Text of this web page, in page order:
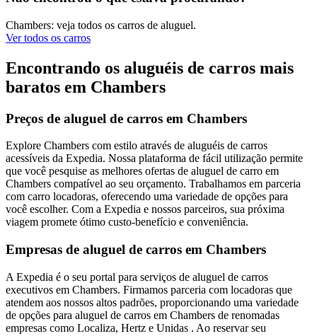
Chambers: veja todos os carros de aluguel.
Ver todos os carros
Encontrando os aluguéis de carros mais
baratos em Chambers
Preços de aluguel de carros em Chambers
Explore Chambers com estilo através de aluguéis de carros
acessíveis da Expedia. Nossa plataforma de fácil utilização permite
que você pesquise as melhores ofertas de aluguel de carro em
Chambers compatível ao seu orçamento. Trabalhamos em parceria
com carro locadoras, oferecendo uma variedade de opções para
você escolher. Com a Expedia e nossos parceiros, sua próxima
viagem promete ótimo custo-benefício e conveniência.
Empresas de aluguel de carros em Chambers
A Expedia é o seu portal para serviços de aluguel de carros
executivos em Chambers. Firmamos parceria com locadoras que
atendem aos nossos altos padrões, proporcionando uma variedade
de opções para aluguel de carros em Chambers de renomadas
empresas como Localiza, Hertz e Unidas . Ao reservar seu